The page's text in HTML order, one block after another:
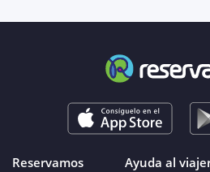
Reservamos Ayuda al